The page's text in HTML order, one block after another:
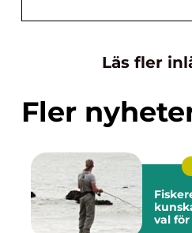
Läs fler
Fler
val